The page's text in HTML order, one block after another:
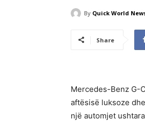
By Quick World
Share
Mercedes-Benz G-
aftësisë luksoze
një automjet